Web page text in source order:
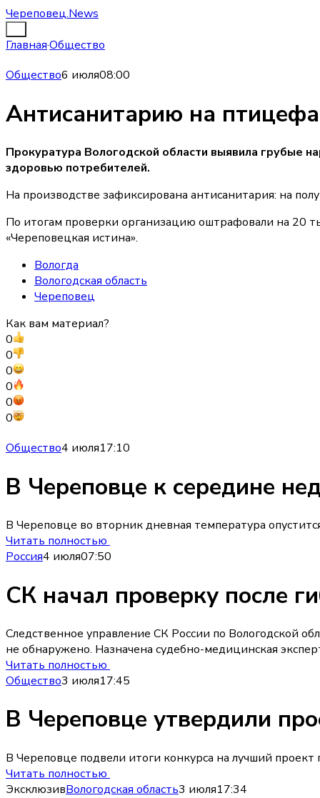
Череповец.News
Главная·Общество
Общество6 июля08:00
Антисанитарию на
Прокуратура Вологодской области выявила грубые
здоровью потребителей.
На производстве зафиксирована антисанитария: на
По итогам проверки организацию оштрафовали на 20
«Череповецкая истина».
Вологда
Вологодская область
Череповец
Как вам материал?
0
0
0
0
0
0
Общество4 июля17:10
В Череповце к середине
В Череповце во вторник дневная температура
Читать полностью
Россия4 июля07:50
СК начал проверку после
Следственное управление СК России по Вологодской
не обнаружено. Назначена судебно-медицинская
Читать полностью
Общество3 июля17:45
В Череповце утвердили
В Череповце подвели итоги конкурса на лучший
Читать полностью
ЭксклюзивВологодская область3 июля17:34